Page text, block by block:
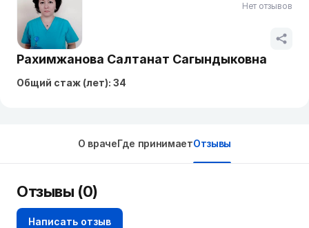
Рахимжанова Салтанат Сагындыковна
Общий стаж (лет): 34
Нет отзывов
О врачеГде принимаетОтзывы
Отзывы (0)
Написать отзыв